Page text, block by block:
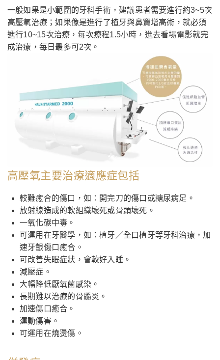
一般如果是小範圍的牙科手術，建議患者需要進行約3~5次
高壓氧治療；如果像是進行了植牙與鼻竇增高術，就必須
進行10~15次治療，每次療程1.5小時，進去看場電影就完
成治療，每日最多可2次。
高壓氧主要治療適應症包括
較難癒合的傷口，如：開完刀的傷口或糖尿病足。
放射線造成的軟組織壞死或骨頭壞死。
一氧化碳中毒。
可運用在牙醫學，如：植牙／全口植牙等牙科治療，加
速牙齦傷口癒合。
可改善失眠症狀，會較好入睡。
減壓症。
大幅降低厭氧菌感染。
長期難以治療的骨髓炎。
加速傷口癒合。
運動傷害。
可運用在燒燙傷。